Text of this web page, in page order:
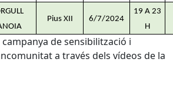
Pius XII 6/7/2024
19 A 23
H
de sensibilització i
a través dels vídeos de la